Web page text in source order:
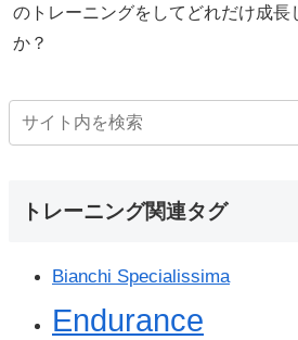
のトレーニングをしてどれだけ成長
か？
トレーニング関連タグ
Bianchi Specialissima
Endurance